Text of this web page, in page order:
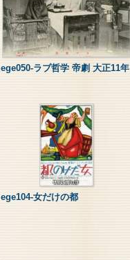
ege050-ラブ哲学 帝劇 大正11年
ege104-女だけの都